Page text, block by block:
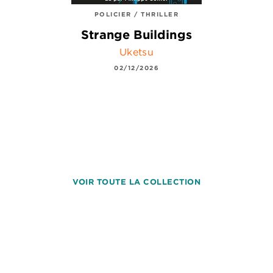
POLICIER / THRILLER
Strange Buildings
Uketsu
02/12/2026
VOIR TOUTE LA COLLECTION